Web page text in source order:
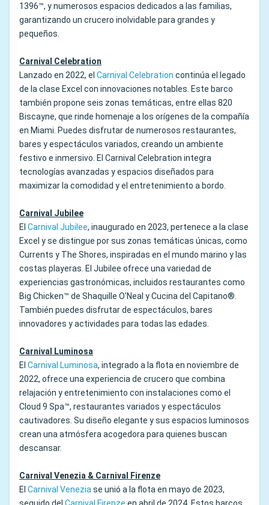
1396™, y numerosos espacios dedicados a las familias,
garantizando un crucero inolvidable para grandes y
pequeños.
Carnival Celebration
Lanzado en 2022, el Carnival Celebration continúa el legado
de la clase Excel con innovaciones notables. Este barco
también propone seis zonas temáticas, entre ellas 820
Biscayne, que rinde homenaje a los orígenes de la compañía
en Miami. Puedes disfrutar de numerosos restaurantes,
bares y espectáculos variados, creando un ambiente
festivo e inmersivo. El Carnival Celebration integra
tecnologías avanzadas y espacios diseñados para
maximizar la comodidad y el entretenimiento a bordo.
Carnival Jubilee
El Carnival Jubilee, inaugurado en 2023, pertenece a la clase
Excel y se distingue por sus zonas temáticas únicas, como
Currents y The Shores, inspiradas en el mundo marino y las
costas playeras. El Jubilee ofrece una variedad de
experiencias gastronómicas, incluidos restaurantes como
Big Chicken™ de Shaquille O'Neal y Cucina del Capitano®.
También puedes disfrutar de espectáculos, bares
innovadores y actividades para todas las edades.
Carnival Luminosa
El Carnival Luminosa, integrado a la flota en noviembre de
2022, ofrece una experiencia de crucero que combina
relajación y entretenimiento con instalaciones como el
Cloud 9 Spa™, restaurantes variados y espectáculos
cautivadores. Su diseño elegante y sus espacios luminosos
crean una atmósfera acogedora para quienes buscan
descansar.
Carnival Venezia & Carnival Firenze
El Carnival Veneziase unió a la flota en mayo de 2023,